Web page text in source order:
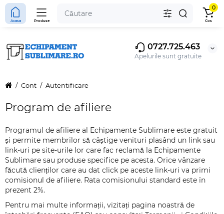
0727.725.463
Apelurile sunt gratuite
Acasa Produse
0
Cos
Cont Autentificare
Program de afiliere
Programul de afiliere al Echipamente Sublimare este gratuit
și permite membrilor să câștige venituri plasând un link sau
link-uri pe site-urile lor care fac reclamă la Echipamente
Sublimare sau produse specifice pe acesta. Orice vânzare
făcută clienților care au dat click pe aceste link-uri va primi
comisionul de afiliere. Rata comisionului standard este în
prezent 2%.
Pentru mai multe informații, vizitați pagina noastră de